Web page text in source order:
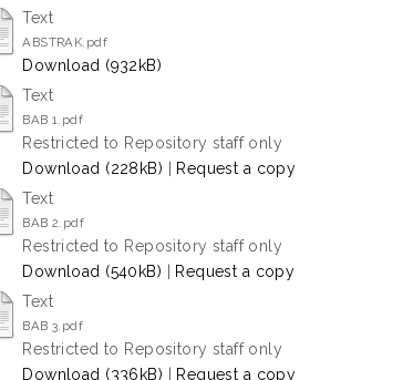
Text
ABSTRAK.pdf
Download (932kB)
Text
BAB 1.pdf
Restricted to Repository staff only
Download (228kB)
Request a copy
Text
BAB 2.pdf
Restricted to Repository staff only
Download (540kB)
Request a copy
Text
BAB 3.pdf
Restricted to Repository staff only
Download (336kB)
Request a copy